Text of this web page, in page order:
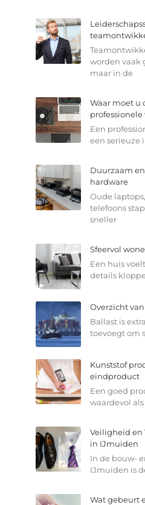
worden vaak
maar in de
Waar moet u
Een
een serieuze
Duurzaam
hardware
Oude
telefoons
sneller
Sfeervol
Een huis
details
Overzicht
Ballast is
toevoegt om
Kunststof
eindproduct
Een goed
waardevol
Veiligheid en
in IJmuiden
In de bouw-
IJmuiden is
Wat gebeurt